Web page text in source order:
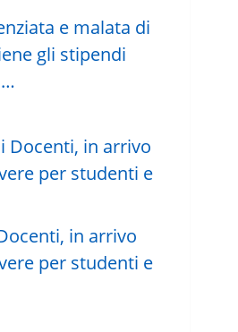
e malata di
gli stipendi
in arrivo
per studenti e